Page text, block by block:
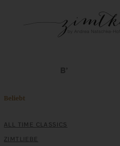
Beliebt
ALL TIME CLASSICS
ZIMTLIEBE